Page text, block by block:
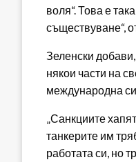
воля“. Това е
съществуване“,
Зеленски
някои части на
международна
„Санкциите
танкерите им
работата си, но